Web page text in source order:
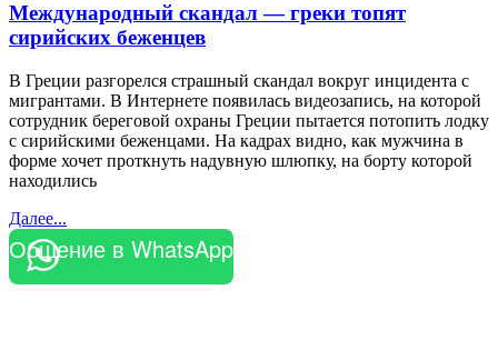
Международный скандал — греки топят
сирийских беженцев
В Греции разгорелся страшный скандал вокруг инцидента с
мигрантами. В Интернете появилась видеозапись, на которой
сотрудник береговой охраны Греции пытается потопить лодку
с сирийскими беженцами. На кадрах видно, как мужчина в
форме хочет проткнуть надувную шлюпку, на борту которой
находились
Далее...
Общение в WhatsApp